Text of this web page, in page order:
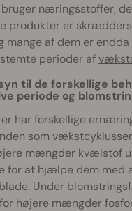
bruger næringsstoffer,
produkter er
mange af dem er
perioder af
til de forskellige
periode og
har forskellige
som
mængder kvælstof
for at hjælpe dem med
Under
højere mængder